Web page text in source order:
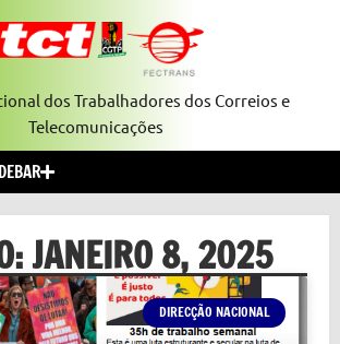
dos Trabalhadores dos Correios e
Telecomunicações
JANEIRO 8, 2025
DIRECÇÃO NACIONAL